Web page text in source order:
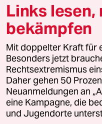
4 Extrem-
Wo die
5 Krise der
AfD-Wählen
Links lesen,
bekämpfen
Mit doppelter Kraft für
Besonders jetzt
Rechtsextremismus
Daher gehen 50
Neuanmeldungen an
eine Kampagne, die
und Jugendorte